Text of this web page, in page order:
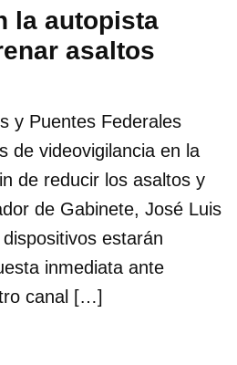
la autopista
asaltos
y Puentes Federales
de videovigilancia en la
de reducir los asaltos y
de Gabinete, José Luis
estarán
inmediata ante
canal […]